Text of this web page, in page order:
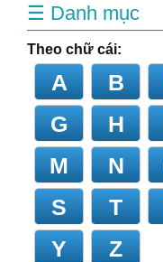
☰ Danh mục
Theo chữ cái:
A B
G
H
M
N
S
T
Y
Z